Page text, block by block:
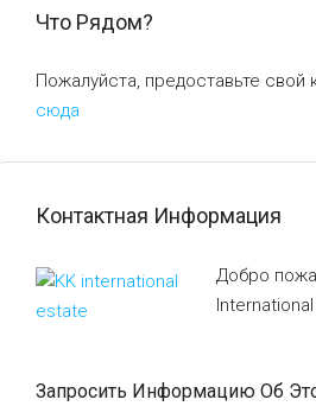
Что Рядом?
Пожалуйста, предоставьте свой
сюда
Контактная Информация
Добро
Запросить Информацию Об